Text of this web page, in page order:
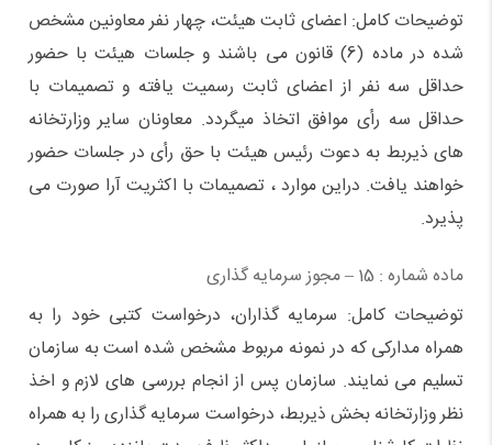
توضیحات کامل: اعضای ثابت هیئت، چهار نفر معاونین مشخص
شده در ماده (6) قانون می باشند و جلسات هیئت با حضور
حداقل سه نفر از اعضای ثابت رسمیت یافته و تصمیمات با
حداقل سه رأی موافق اتخاذ میگردد. معاونان سایر وزارتخانه
های ذیربط به دعوت رئیس هیئت با حق رأی در جلسات حضور
خواهند یافت. دراین موارد ، تصمیمات با اکثریت آرا صورت می
پذیرد.
ماده شماره : 15 – مجوز سرمایه گذاری
توضیحات کامل: سرمایه گذاران،‌ درخواست کتبی خود را به
همراه مدارکی که در نمونه مربوط مشخص شده است به سازمان
تسلیم می نمایند. سازمان پس از انجام بررسی های لازم و اخذ
نظر وزارتخانه بخش ذیربط، درخواست سرمایه گذاری را به همراه